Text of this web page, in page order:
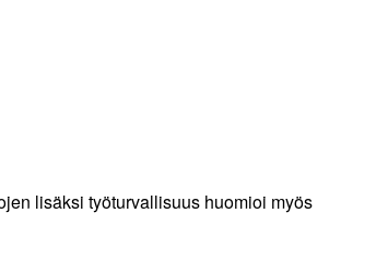
lisäksi työturvallisuus huomioi myös